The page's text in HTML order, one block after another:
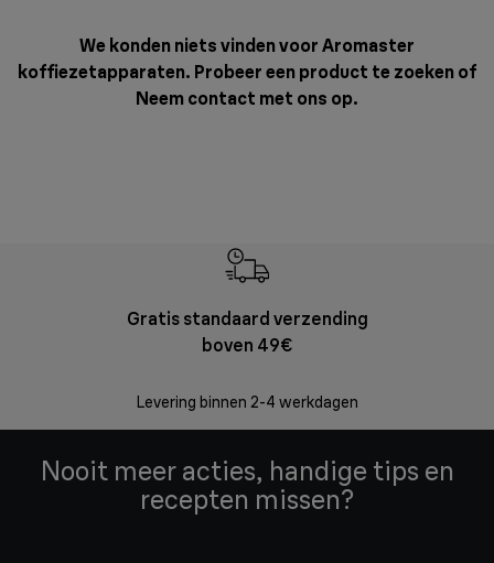
We konden niets vinden voor Aromaster
koffiezetapparaten. Probeer een product te zoeken of
Neem contact met ons op.
Gratis standaard verzending
boven 49€
Levering binnen 2-4 werkdagen
Nooit meer acties, handige tips en
recepten missen?